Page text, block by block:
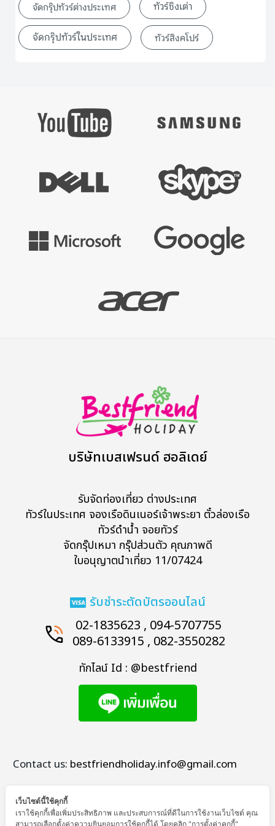
จัดกรุ๊ปทัวร์ต่างประเทศ ทัวร์ชิงเต่า
จัดกรุ๊ปทัวร์ในประเทศ ทัวร์สิงคโปร์
บริษัทเบสเฟรนด์ ฮอลิเดย์
รับจัดท่องเที่ยว ต่างประเทศ
ทัวร์ในประเทศ จองเรือดินเนอร์เจ้าพระยา ตั๋วล่องเรือ
ทัวร์ดำน้ำ จอยทัวร์
จัดกรุ๊ปเหมา กรุ๊ปส่วนตัว คุณภาพดี
ใบอนุญาตนำเที่ยว 11/07424
รับชำระตัดบัตรออนไลน์
02-1835623 , 094-5707755
089-6133915 , 082-3550282
ทักไลน์ Id : @bestfriend
Contact us: bestfriendholiday.info@gmail.com
เว็บไซต์นี้ใช้คุกกี้
เราใช้คุกกี้เพื่อเพิ่มประสิทธิภาพ และประสบการณ์ที่ดีในการใช้งานเว็บไซต์ คุณ
สามารถเลือกตั้งค่าความยินยอมการใช้คุกกี้ได้ โดยคลิก "การตั้งค่าคุกกี้"